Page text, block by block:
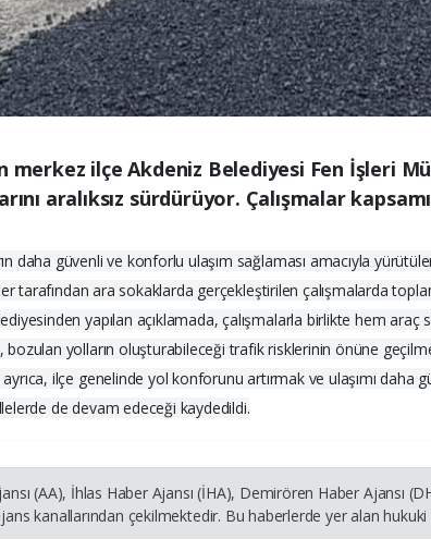
merkez ilçe Akdeniz Belediyesi Fen İşleri
aralıksız sürdürüyor. Çalışmalar
daha güvenli ve konforlu ulaşım sağlaması amacıyla
tarafından ara sokaklarda gerçekleştirilen çalışmalarda
yapılan açıklamada, çalışmalarla birlikte hem araç
bozulan yolların oluşturabileceği trafik risklerinin önüne
ayrıca, ilçe genelinde yol konforunu artırmak ve ulaşımı daha
de devam edeceği kaydedildi.
(AA), İhlas Haber Ajansı (İHA), Demirören Haber Ajansı
kanallarından çekilmektedir. Bu haberlerde yer alan